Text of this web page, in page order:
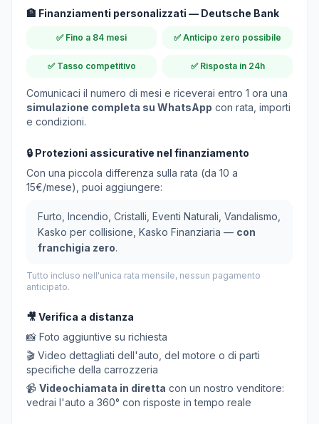
🏦 Finanziamenti personalizzati — Deutsche Bank
✅ Fino a 84 mesi ✅Anticipo zero possibile
✅ Tasso competitivo ✅ Risposta in 24h
Comunicaci il numero di mesi e riceverai entro 1 ora una
simulazione completa su WhatsApp con rata, importi
e condizioni.
🔒 Protezioni assicurative nel finanziamento
Con una piccola differenza sulla rata (da 10 a
15€/mese), puoi aggiungere:
Furto, Incendio, Cristalli, Eventi Naturali, Vandalismo,
Kasko per collisione, Kasko Finanziaria — con
franchigia zero.
Tutto incluso nell'unica rata mensile, nessun pagamento
anticipato.
🎥 Verifica a distanza
📸 Foto aggiuntive su richiesta
🎬 Video dettagliati dell'auto, del motore o di parti
specifiche della carrozzeria
📹 Videochiamata in diretta con un nostro venditore:
vedrai l'auto a 360° con risposte in tempo reale